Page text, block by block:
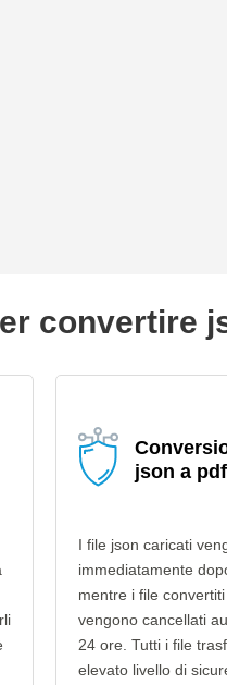
convertire
json a pdf
I file json caricati
immediatamente
mentre i file
vengono cancellati
24 ore. Tutti i file
elevato livello di